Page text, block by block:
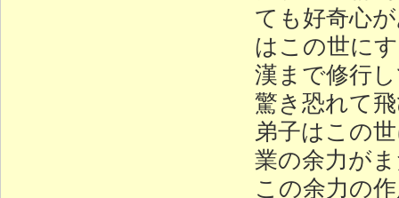
ても好奇心
はこの世に
漢まで修行
驚き恐れて
弟子はこの
業の余力が
この余力の